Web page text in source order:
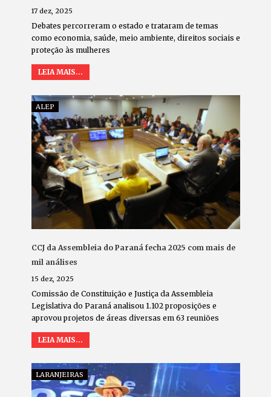
17 dez, 2025
Debates percorreram o estado e trataram de temas
como economia, saúde, meio ambiente, direitos sociais e
proteção às mulheres
LEIA MAIS...
ALEP
CCJ da Assembleia do Paraná fecha 2025 com mais de
mil análises
15 dez, 2025
Comissão de Constituição e Justiça da Assembleia
Legislativa do Paraná analisou 1.102 proposições e
aprovou projetos de áreas diversas em 63 reuniões
LEIA MAIS...
LARANJEIRAS